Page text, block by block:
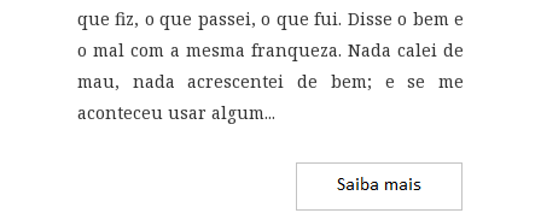
que fiz, o que passei, o que fui. Disse o bem e
o mal com a mesma franqueza. Nada calei de
mau, nada acrescentei de bem; e se me
aconteceu usar algum...